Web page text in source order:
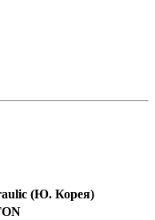
(Ю. Корея)